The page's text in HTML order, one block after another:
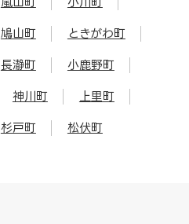
鳩山町 ときがわ町
長瀞町 小鹿野町
神川町 上里町
杉戸町 松伏町